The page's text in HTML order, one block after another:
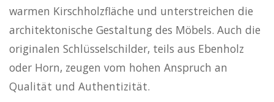
warmen Kirschholzfläche und unterstreichen die
architektonische Gestaltung des Möbels. Auch die
originalen Schlüsselschilder, teils aus Ebenholz
oder Horn, zeugen vom hohen Anspruch an
Qualität und Authentizität.